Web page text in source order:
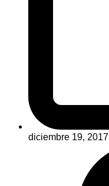
diciembre 19, 2017